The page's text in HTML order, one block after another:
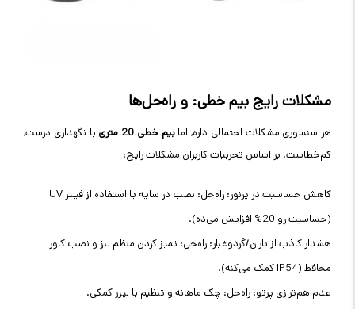
مشکلات رایج بیم خطی: و راه‌حل‌ها
هر سنسوری مشکلات احتمالی داره, اما بیم خطی 20 متری
با نگهداری درست,
کم‌خطاست. بر اساس تجربیات کاربران مشکلات رایج:
کاهش حساسیت در پرنور: راه‌حل: نصب در سایه یا استفاده از فیلتر UV
(حساسیت رو 20% افزایش می‌ده).
هشدار کاذب از باران/گردوغبار: راه‌حل: تمیز کردن منظم لنز و نصب کاور
محافظ (IP54 کمک می‌کنه).
عدم هم‌ترازی پرتو: راه‌حل: چک ماهانه و تنظیم با لیزر کمکی.